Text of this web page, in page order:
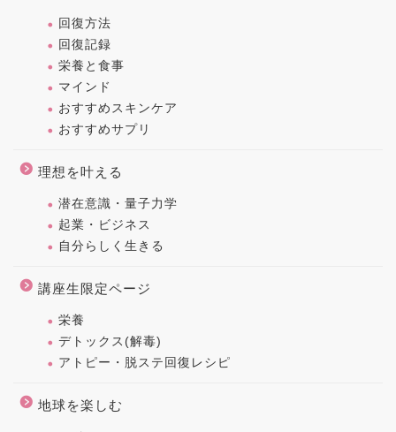
回復方法
回復記録
栄養と食事
マインド
おすすめスキンケア
おすすめサプリ
理想を叶える
潜在意識・量子力学
起業・ビジネス
自分らしく生きる
講座生限定ページ
栄養
デトックス(解毒)
アトピー・脱ステ回復レシピ
地球を楽しむ